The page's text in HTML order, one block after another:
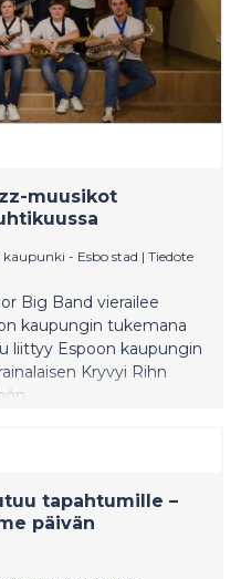
muusikot
kaupunki - Esbo stad | Tiedote
Big Band vierailee
kaupungin tukemana
liittyy Espoon kaupungin
Kryvyi Rihn
tapahtumille –
päivän